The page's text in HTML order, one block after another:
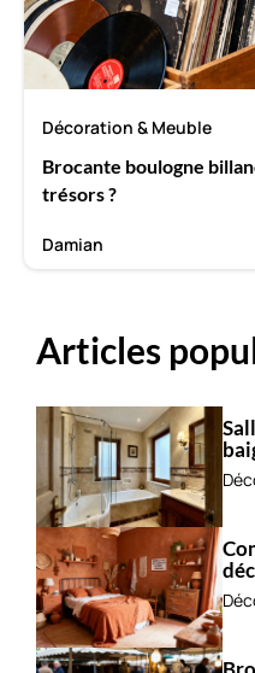
Décoration & Meuble
Brocante boulogne
trésors ?
Damian
Articles